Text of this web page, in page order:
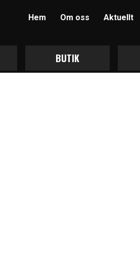
Hem Om oss Aktuellt
BUTIK